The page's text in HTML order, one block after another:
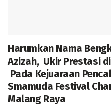
Harumkan Nama
Azizah, Ukir Prestasi
Pada Kejuaraan
Smamuda Festival
Malang Raya